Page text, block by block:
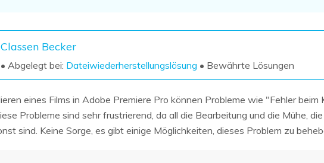
Neu
Email-
Wiederherstellung
PDF-
Classen Becker
• Abgelegt bei: Dateiwiederherstellungslösung • Bewährte Lösungen
eines Films in Adobe Premiere Pro können Probleme wie "Fehler
Probleme sind sehr frustrierend, da all die Bearbeitung und die Mühe,
sind. Keine Sorge, es gibt einige Möglichkeiten, dieses Problem zu